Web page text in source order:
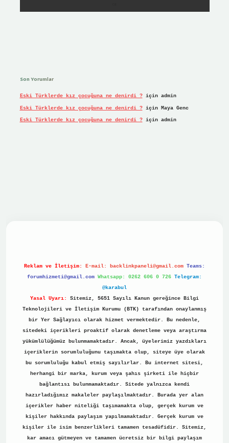
Son Yorumlar
Eski Türklerde kız çocuğuna ne denirdi ?için admin
Eski Türklerde kız çocuğuna ne denirdi ?için Maya Genc
Eski Türklerde kız çocuğuna ne denirdi ?için admin
Reklam ve İletişim: E-mail: backlinkpaneli@gmail.com Teams:
forumhizmeti@gmail.com Whatsapp: 0262 606 0 726 Telegram:
@karabul
Yasal Uyarı:
Sitemiz, 5651 Sayılı Kanun gereğince Bilgi
Teknolojileri ve İletişim Kurumu (BTK) tarafından onaylanmış
bir Yer Sağlayıcı olarak hizmet vermektedir. Bu nedenle,
sitedeki içerikleri proaktif olarak denetleme veya araştırma
yükümlülüğümüz bulunmamaktadır. Ancak, üyelerimiz yazdıkları
içeriklerin sorumluluğunu taşımakta olup, siteye üye olarak
bu sorumluluğu kabul etmiş sayılırlar. Bu internet sitesi,
herhangi bir marka, kurum veya şahıs şirketi ile hiçbir
bağlantısı bulunmamaktadır. Sitede yalnızca kendi
hazırladığımız makaleler paylaşılmaktadır. Burada yer alan
içerikler haber niteliği taşımamakta olup, gerçek kurum ve
kişiler hakkında paylaşım yapılmamaktadır. Gerçek kurum ve
kişiler ile isim benzerlikleri tamamen tesadüfidir. Sitemiz,
kar amacı gütmeyen ve tamamen ücretsiz bir bilgi paylaşım